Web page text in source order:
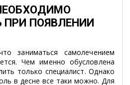
ПРИ ПОЯВЛЕНИИ
заниматься самолечением
Чем именно обусловлена
только специалист. Однако
в десне все таки можно. Для